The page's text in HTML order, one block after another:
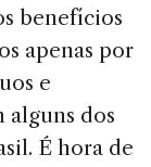
benefícios
apenas por
e
alguns dos
É hora de